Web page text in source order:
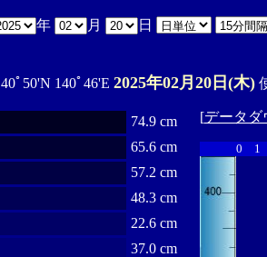
年 月 日
40ﾟ50'N 140ﾟ46'E 2025年02月20日(木)
74.9 cm
65.6 cm
57.2 cm
48.3 cm
22.6 cm
37.0 cm
[データダ
0 1